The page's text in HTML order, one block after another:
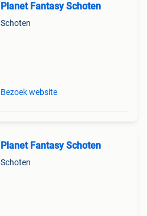
Planet Fantasy Schoten
Schoten
Bezoek website
Planet Fantasy Schoten
Schoten